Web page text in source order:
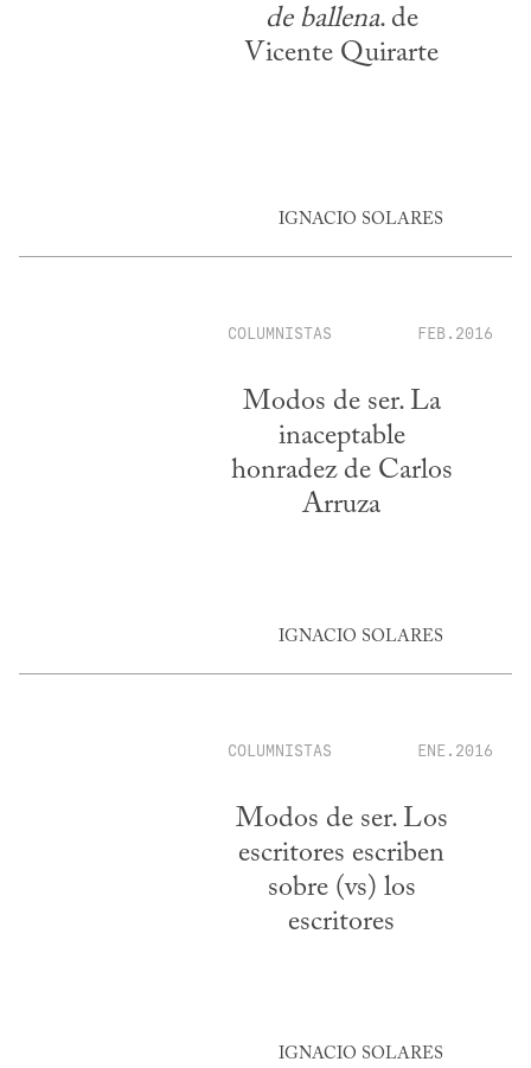
de ballena. de
Vicente Quirarte
IGNACIO SOLARES
COLUMNISTAS FEB.2016
Modos de ser. La
inaceptable
honradez de Carlos
Arruza
IGNACIO SOLARES
COLUMNISTAS ENE.2016
Modos de ser. Los
escritores escriben
sobre (vs) los
escritores
IGNACIO SOLARES